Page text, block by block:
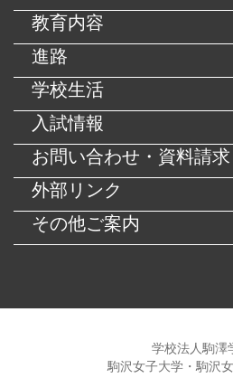
教育内容
進路
学校生活
入試情報
お問い合わせ・資料請求
外部リンク
その他ご案内
学校法人駒澤
駒沢女子大学・駒沢